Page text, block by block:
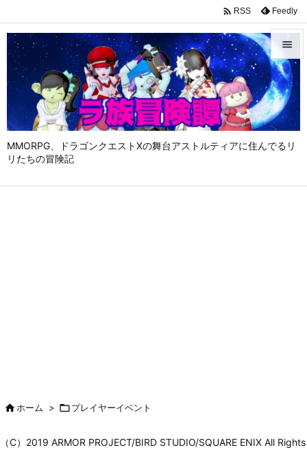
MMORPG、ドラゴンクエストⅩの舞台アストルティアに住んでるリ
リたちの冒険記


メニュ

サイド

 RSS Feedly
ホーム > プレイヤーイベント
（C）2019 ARMOR PROJECT/BIRD STUDIO/SQUARE ENIX All Rights